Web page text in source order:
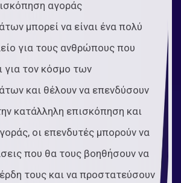
αγοράς
μπορεί να είναι ένα πολύ
για τους ανθρώπους που
για τον κόσμο των
και θέλουν να επενδύσουν
κατάλληλη επισκόπηση και
οι επενδυτές μπορούν να
που θα τους βοηθήσουν να
τους και να προστατεύσουν